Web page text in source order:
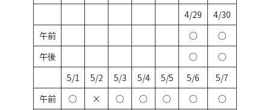
4/29
4/30
午前
○
○
午後
○
○
5/1
5/2 5/3 5/4 5/5 5/6
5/7
午前
○ × ○ ○ ○ ○
○